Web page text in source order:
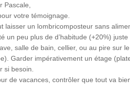
Pascale,
votre témoignage.
laisser un lombricomposteur sans
un peu plus de d’habitude (+20%)
salle de bain, cellier, ou au pire sur
Garder impérativement un étage
si besoin.
de vacances, contrôler que tout va